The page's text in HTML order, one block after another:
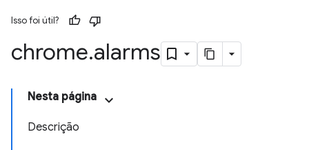
Isso foi útil?
chrome.alarms
Nesta página
Descrição